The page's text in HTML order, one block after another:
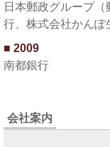
日本郵政グループ
行、株式会社かんぽ
2009
南都銀行
会社案内